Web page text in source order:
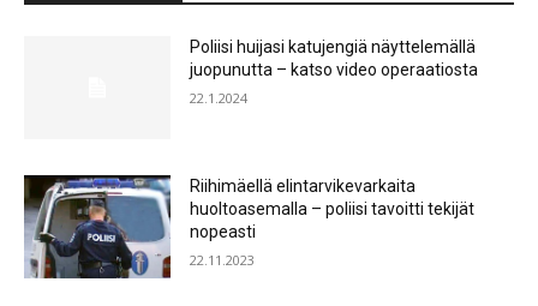
Poliisi huijasi katujengiä näyttelemällä
juopunutta – katso video operaatiosta
22.1.2024
Riihimäellä elintarvikevarkaita
huoltoasemalla – poliisi tavoitti tekijät
nopeasti
22.11.2023